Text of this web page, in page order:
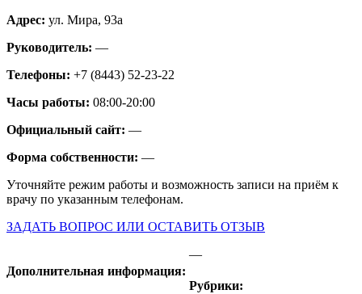
Адрес: ул. Мира, 93а
Руководитель: —
Телефоны: +7 (8443) 52-23-22
Часы работы: 08:00-20:00
Официальный сайт: —
Форма собственности: —
Уточняйте режим работы и возможность записи на приём к
врачу по указанным телефонам.
ЗАДАТЬ ВОПРОС ИЛИ ОСТАВИТЬ ОТЗЫВ
Дополнительная информация:
—
Рубрики: